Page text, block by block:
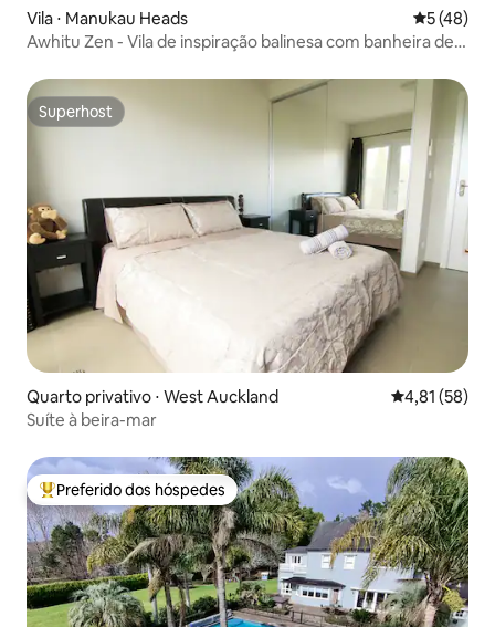
Vila ⋅ Manukau Heads 5 de uma
5 (48)
Awhitu Zen - Vila de inspiração balinesa com banheira de
Superhost
Superhost
Quarto privativo ⋅ West Auckland 4,81 de uma
4,81 (58)
Suíte à beira-mar
Entre os melhores preferidos dos hóspedes
Preferido dos hóspedes